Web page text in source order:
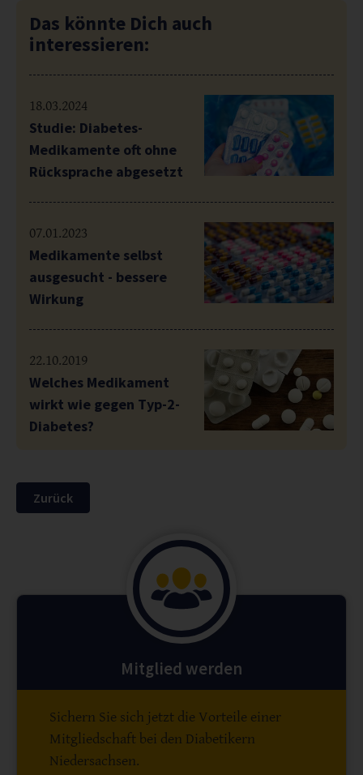
Das könnte Dich auch
interessieren:
18.03.2024
Studie: Diabetes-
Medikamente oft ohne
Rücksprache abgesetzt
07.01.2023
Medikamente selbst
ausgesucht - bessere
Wirkung
22.10.2019
Welches Medikament
wirkt wie gegen Typ-2-
Diabetes?
Zurück
Mitglied werden
Sichern Sie sich jetzt die Vorteile einer
Mitgliedschaft bei den Diabetikern
Niedersachsen.